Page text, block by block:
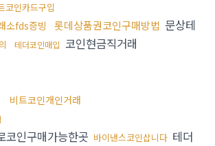
코인카드구입
소fds증빙 롯데상품권코인구매방법 문상테
테더코인매입 코인현금직거래
비트코인개인거래
코인구매가능한곳 바이낸스코인삽니다 테더